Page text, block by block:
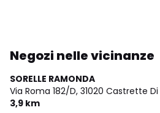
Negozi nelle vicinanze
SORELLE RAMONDA
Via Roma 182/D, 31020 Castrette Di
3,9 km